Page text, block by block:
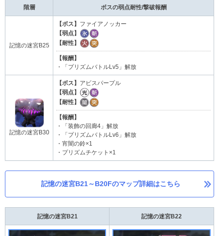
階層 ボスの弱点耐性/撃破報酬
記憶の迷宮B25
【ボス】 ファイアノッカー
【弱点】
【耐性】
【報酬】
・「プリズムバトルLv5」解放
記憶の迷宮B30
【ボス】 アビスパープル
【弱点】
【耐性】
【報酬】
・「装飾の回廊4」解放
・「プリズムバトルLv6」解放
・宵闇の鈴×1
・プリズムチケット×1
記憶の迷宮B21～B20Fのマップ詳細はこちら
記憶の迷宮B21 記憶の迷宮B22